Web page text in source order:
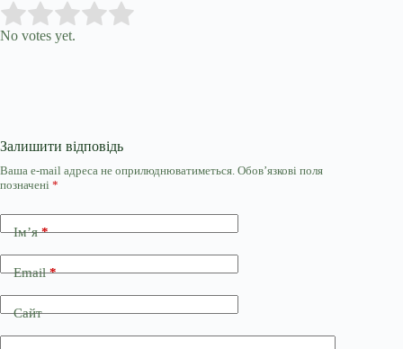
Rate this item:
No votes yet.
Залишити відповідь
Ваша e-mail адреса не оприлюднюватиметься. Обов’язкові поля
позначені *
Ім’я*
Email*
Сайт